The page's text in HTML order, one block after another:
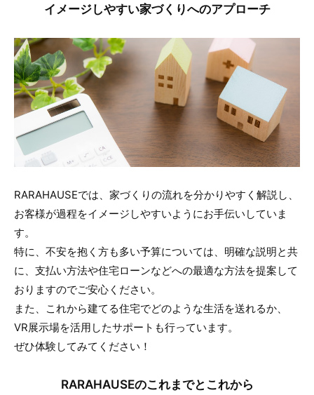
イメージしやすい家づくりへのアプローチ
RARAHAUSEでは、家づくりの流れを分かりやすく解説し、
お客様が過程をイメージしやすいようにお手伝いしていま
す。
特に、不安を抱く方も多い予算については、明確な説明と共
に、支払い方法や住宅ローンなどへの最適な方法を提案して
おりますのでご安心ください。
また、これから建てる住宅でどのような生活を送れるか、
VR展示場を活用したサポートも行っています。
ぜひ体験してみてください！
RARAHAUSEのこれまでとこれから